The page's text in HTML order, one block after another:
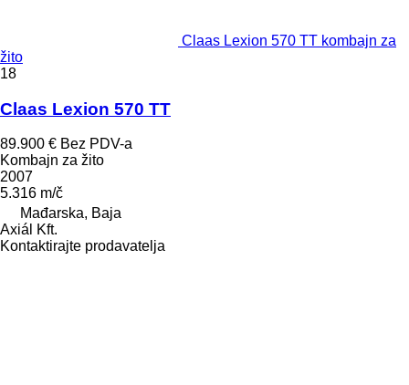
Claas Lexion 570 TT kombajn za
žito
18
Claas Lexion 570 TT
89.900 € Bez PDV-a
Kombajn za žito
2007
5.316 m/č
Mađarska, Baja
Axiál Kft.
Kontaktirajte prodavatelja